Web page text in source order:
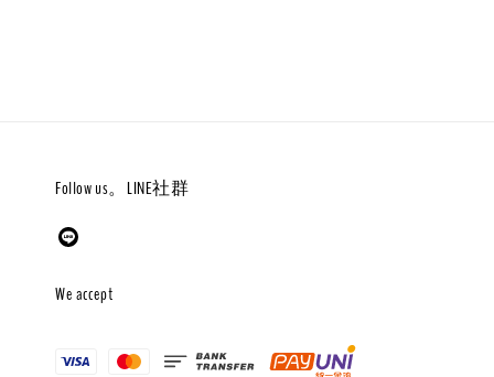
Follow us。LINE社群
We accept